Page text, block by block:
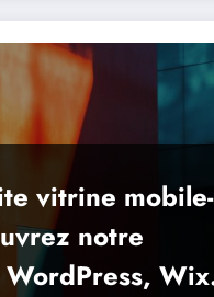
vitrine mobile-
notre
Wix